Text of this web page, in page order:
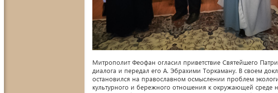
Митрополит Феофан огласил приветствие Святейшего
диалога и передал его А. Эбрахими Торкаману. В своем
остановился на православном осмыслении проблем
культурного и бережного отношения к окружающей среде